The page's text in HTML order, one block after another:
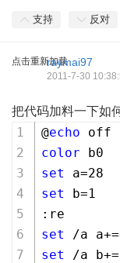
支持 反对
点击重新加载raymai97
2011-7-30
把代码加料一下如
@echo off
color b0
set
a=28
set
b=1
:re
set
/a a+=
set
/a b+=